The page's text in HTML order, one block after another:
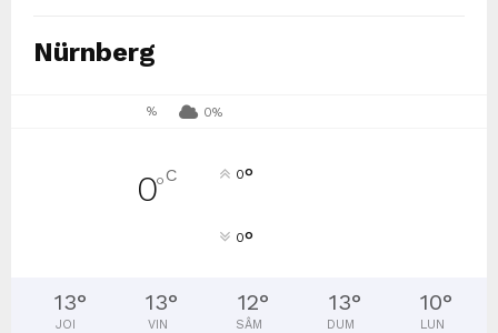
Nürnberg
% 0%
0°C 0°
0°
13°
JOI
13°
VIN
12°
SÂM
13°
DUM
10°
LUN